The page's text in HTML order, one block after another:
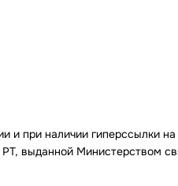
и при наличии гиперссылки
выданной Министерством